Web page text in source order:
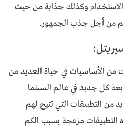
الاستخدام وكذلك جذابة من حيث
من أجل جذب الجمهور.
من الأساسيات في حياة العديد من
كل جديد في عالم السينما
من التطبيقات التي تتيح لهم
التطبيقات مزعجة بسبب الكم